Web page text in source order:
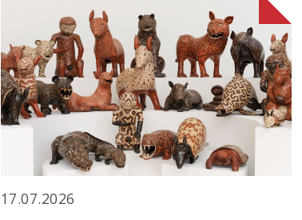
17.07.2026